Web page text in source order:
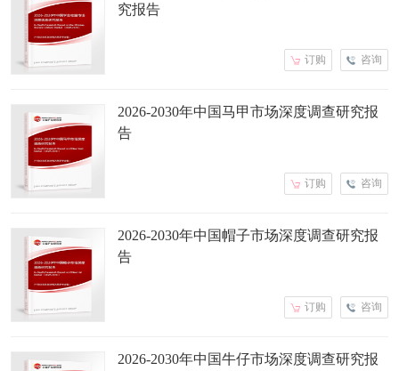
究报告
咨询
订购
2026-2030年中国马甲市场深度调查研究报
告
咨询
订购
2026-2030年中国帽子市场深度调查研究报
告
咨询
订购
2026-2030年中国牛仔市场深度调查研究报